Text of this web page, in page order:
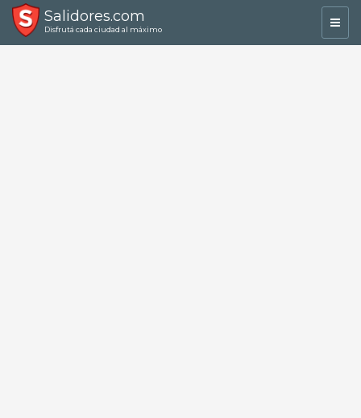
Salidores.com
Disfrutá cada ciudad al máximo